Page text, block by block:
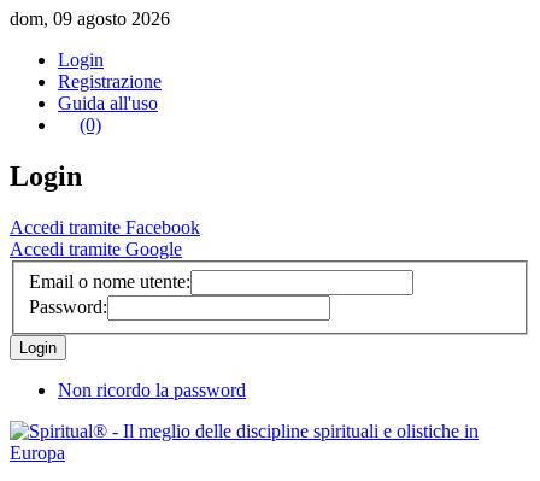
dom, 09 agosto 2026
Login
Registrazione
Guida all'uso
(0)
Login
Accedi tramite Facebook
Accedi tramite Google
Email o nome utente:
Password:
Non ricordo la password